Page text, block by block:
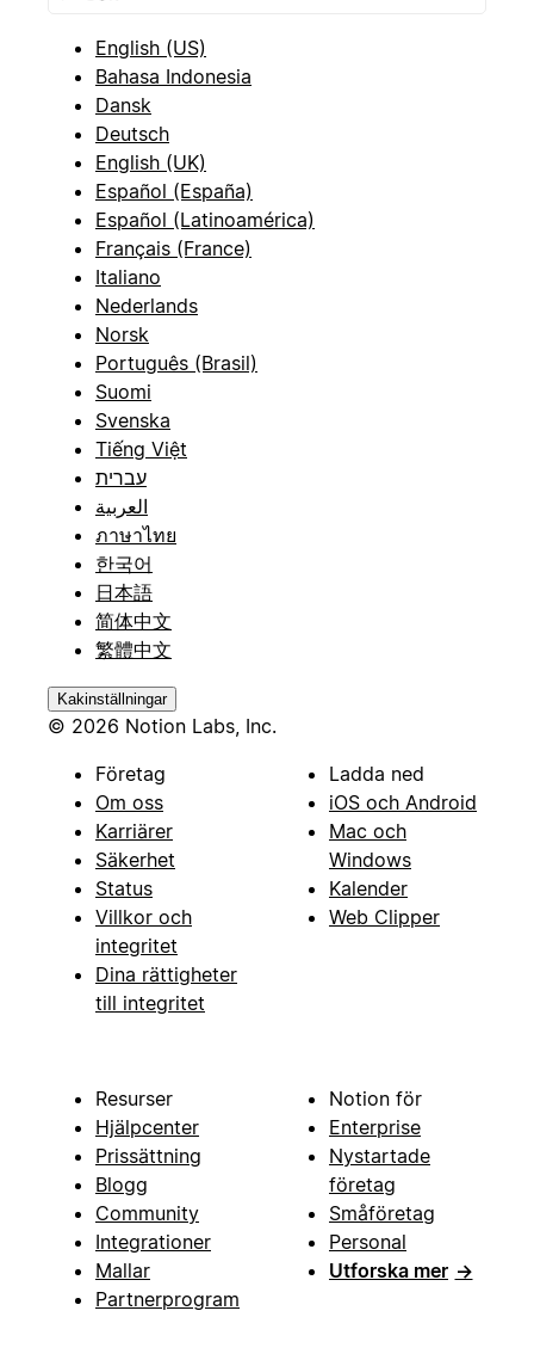
English (US)
Bahasa Indonesia
Dansk
Deutsch
English (UK)
Español (España)
Español (Latinoamérica)
Français (France)
Italiano
Nederlands
Norsk
Português (Brasil)
Suomi
Svenska
Tiếng Việt
עברית
العربية
ภาษาไทย
한국어
日本語
简体中文
繁體中文
Kakinställningar
© 2026 Notion Labs, Inc.
Företag
Om oss
Karriärer
Säkerhet
Status
Villkor och
integritet
Dina rättigheter
till integritet
Ladda ned
iOS och Android
Mac och
Windows
Kalender
Web Clipper
Resurser
Hjälpcenter
Prissättning
Blogg
Community
Integrationer
Mallar
Partnerprogram
Notion för
Enterprise
Nystartade
företag
Småföretag
Personal
Utforska mer →